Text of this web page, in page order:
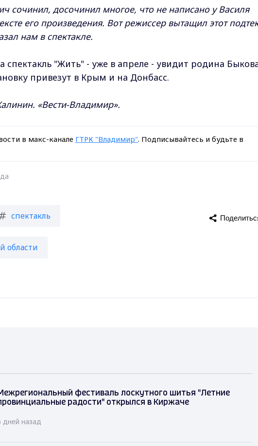
сочинил, досочинил многое, что не написано у Василя
его произведения. Вот режиссер вытащил этот
нам в спектакле.
спектакль "Жить" - уже в апреле - увидит родина
привезут в Крым и на Донбасс.
«Вести-Владимир».
в макс-канале ГТРК "Владимир". Подписывайтесь и будьте в
спектакль
области
фестиваль лоскутного шитья "Летние
радости" открылся в Киржаче
дней назад